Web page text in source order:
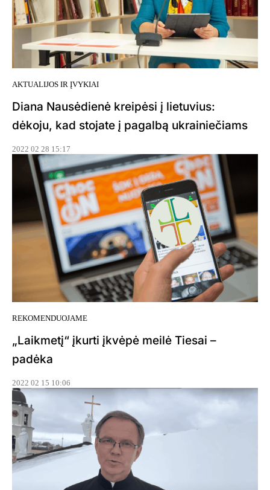
AKTUALIJOS IR ĮVYKIAI
Diana Nausėdienė kreipėsi į lietuvius:
dėkoju, kad stojate į pagalbą ukrainiečiams
2022 02 28 15:17
REKOMENDUOJAME
„Laikmetį“ įkurti įkvėpė meilė Tiesai –
padėka
2022 02 15 10:06